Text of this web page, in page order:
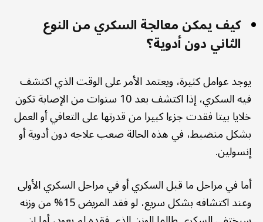
كيف يمكن معالجة السكري من النوع
الثاني دون أدوية؟
يوجد عوامل كثيرة، ويعتمد الأمر على الوقت الذي اكتشف
فيه السكري، إذا اكتشف بعد 10 سنوات من الإصابة تكون
خلايا بيتا فقدت جزءا كبيرا من قدرتها على التعافي أو العمل
بشكل منضبط، في هذه الحالة صعب علاجه دون أدوية أو
إنسولين.
أما في مراحل ما قبل السكري أو في مراحل السكري الأولى
وعند اكتشافه بشكل سريع، لو فقد المريض 15% من وزنه